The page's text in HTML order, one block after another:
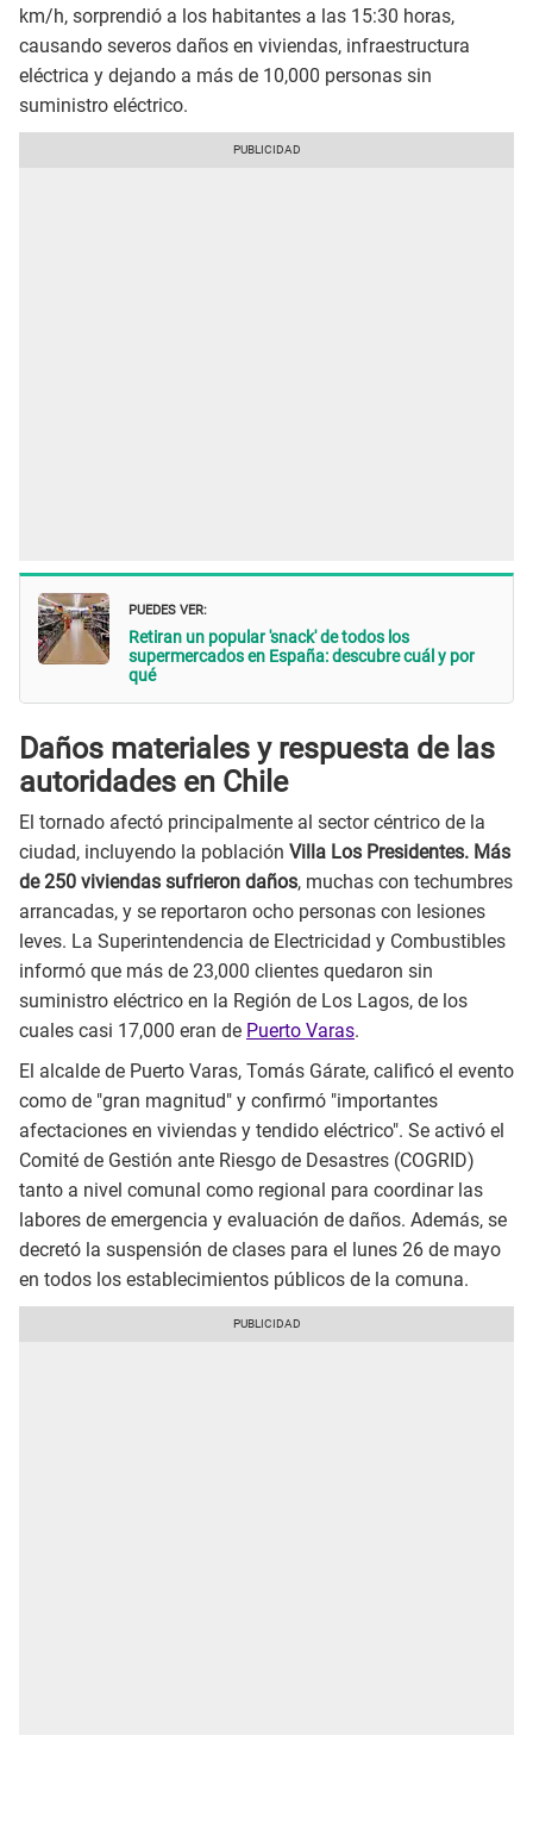
km/h, sorprendió a los habitantes a las 15:30 horas,
causando severos daños en viviendas, infraestructura
eléctrica y dejando a más de 10,000 personas sin
suministro eléctrico.
PUEDES VER:
Retiran un popular 'snack' de todos los
supermercados en España: descubre cuál y por
qué
Daños materiales y respuesta de las
autoridades en Chile
El tornado afectó principalmente al sector céntrico de la
ciudad, incluyendo la población Villa Los Presidentes. Más
de 250 viviendas sufrieron daños, muchas con techumbres
arrancadas, y se reportaron ocho personas con lesiones
leves. La Superintendencia de Electricidad y Combustibles
informó que más de 23,000 clientes quedaron sin
suministro eléctrico en la Región de Los Lagos, de los
cuales casi 17,000 eran de Puerto Varas.
El alcalde de Puerto Varas, Tomás Gárate, calificó el evento
como de "gran magnitud" y confirmó "importantes
afectaciones en viviendas y tendido eléctrico". Se activó el
Comité de Gestión ante Riesgo de Desastres (COGRID)
tanto a nivel comunal como regional para coordinar las
labores de emergencia y evaluación de daños. Además, se
decretó la suspensión de clases para el lunes 26 de mayo
en todos los establecimientos públicos de la comuna.